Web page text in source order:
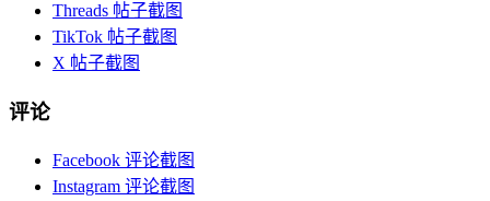
Threads 帖子截图
TikTok 帖子截图
X 帖子截图
评论
Facebook 评论截图
Instagram 评论截图